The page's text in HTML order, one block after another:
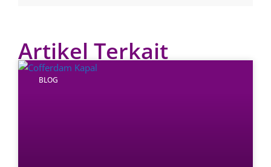
Artikel Terkait
BLOG